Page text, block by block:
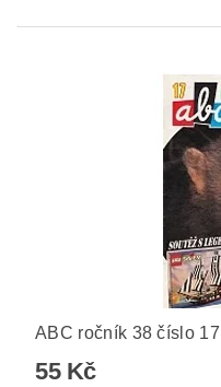
ABC ročník 38 číslo 17
55 Kč